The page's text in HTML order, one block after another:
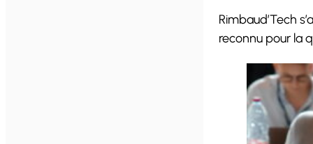
Rimbaud’Tech
reconnu pour la